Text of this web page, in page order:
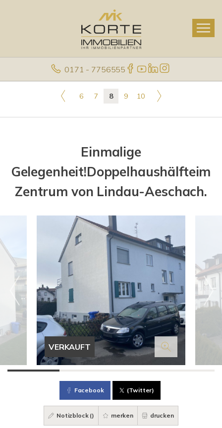
0171 - 7756555
6 7 8 9 10
Einmalige
Gelegenheit!Doppelhaushälfteim
Zentrum von Lindau-Aeschach.
VERKAUFT
Facebook (Twitter)
Notizblock () merken drucken